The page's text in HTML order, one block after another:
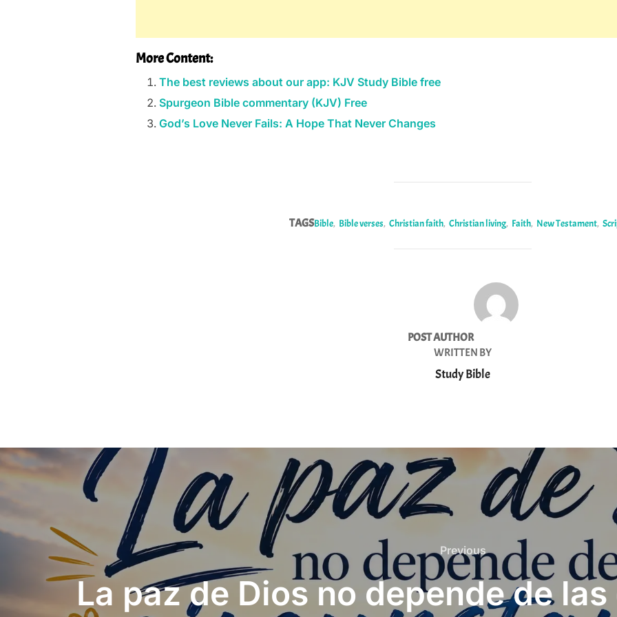
More Content:
The best reviews about our app: KJV Study Bible free
Spurgeon Bible commentary (KJV) Free
God’s Love Never Fails: A Hope That Never Changes
TAGSBible, Bible verses, Christian faith, Christian living, Faith, New Testament,
POST AUTHOR
WRITTEN BY
Study Bible
Post
navigation
Previous
Previous
La paz de Dios no depende de